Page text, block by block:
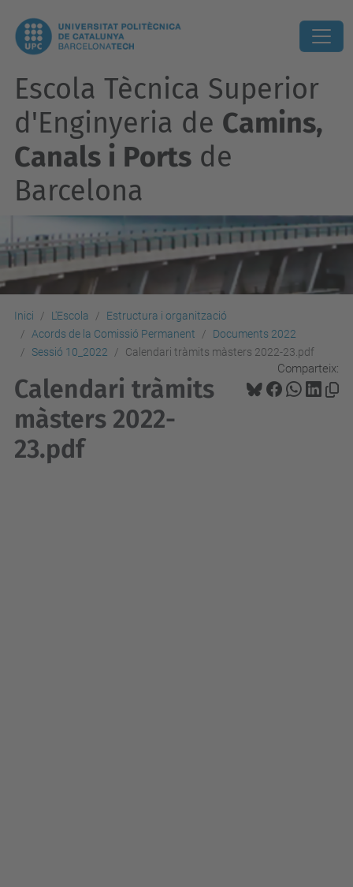
Escola Tècnica Superior
d'Enginyeria de Camins,
Canals i Ports de
Barcelona
Inici L'Escola
Estructura i organització
Acords de la Comissió Permanent
Documents 2022
Sessió 10_2022
Calendari tràmits màsters 2022-23.pdf
Comparteix:
Calendari tràmits
màsters 2022-
23.pdf